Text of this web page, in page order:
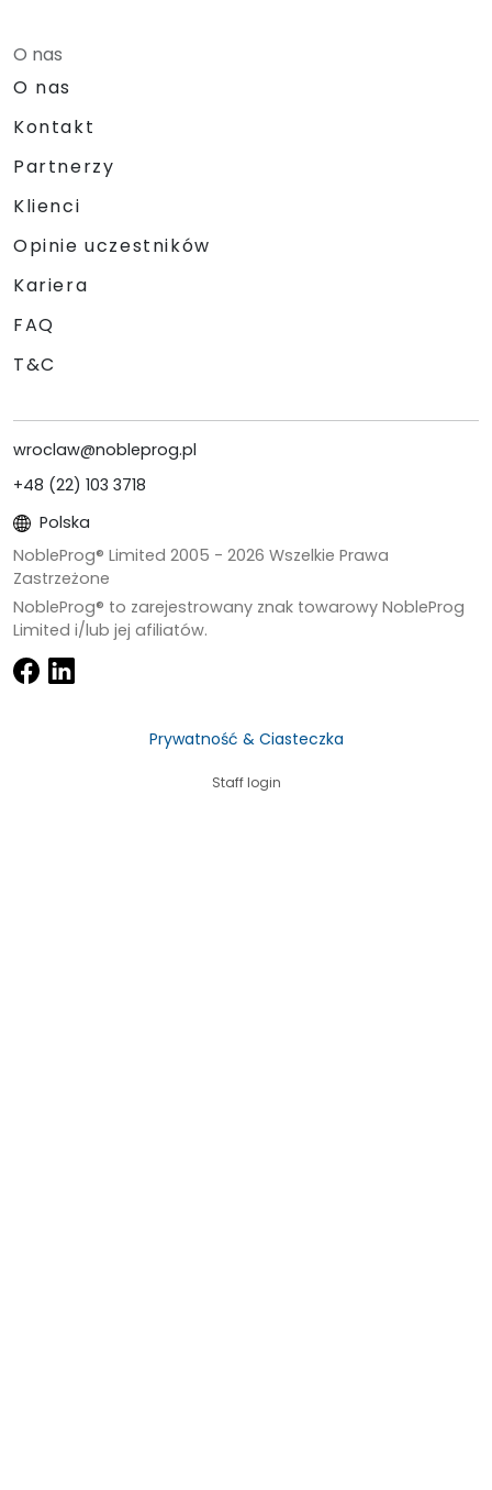
O nas
O nas
Kontakt
Partnerzy
Klienci
Opinie uczestników
Kariera
FAQ
T&C
wroclaw@nobleprog.pl
+48 (22) 103 3718
Polska
NobleProg® Limited 2005 - 2026 Wszelkie Prawa
Zastrzeżone
NobleProg® to zarejestrowany znak towarowy NobleProg
Limited i/lub jej afiliatów.
Prywatność & Ciasteczka
Staff login